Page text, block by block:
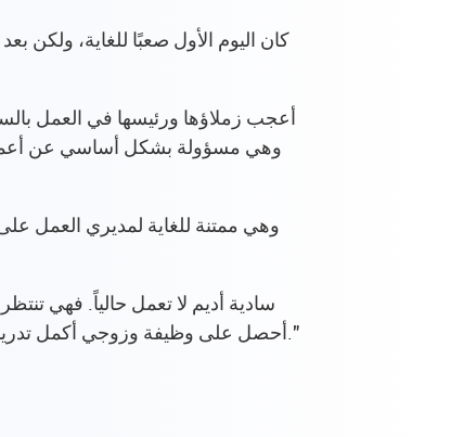
وهي مسؤولة بشكل أساسي عن أعمال
وهي ممتنة للغاية لمديري العمل
سادية أديم لا تعمل حالياً. فهي
أحصل على وظيفة وزوجي أكمل تدريبه أيضًا. ويمكنه مواصلة العمل في الشركة، وأخيرًا حصل ابني على مكان في الحضانة. لقد وصلت إلى المنزل الآن."